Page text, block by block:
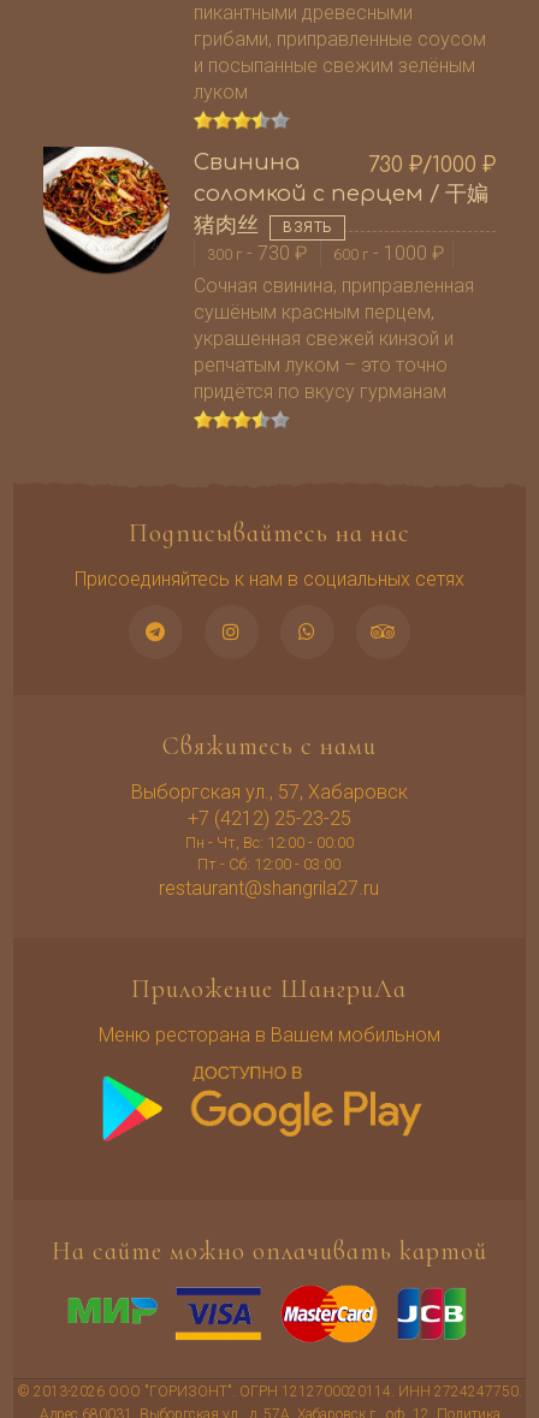
пикантными древесными
грибами, приправленные соусом
и посыпанные свежим зелёным
луком
730 ₽/1000 ₽
Свинина
соломкой с перцем / 干媥
猪肉丝
ВЗЯТЬ
300 г -730₽ 600 г - 1000₽
Сочная свинина, приправленная
сушёным красным перцем,
украшенная свежей кинзой и
репчатым луком – это точно
придётся по вкусу гурманам
Подписывайтесь на нас
Присоединяйтесь к нам в социальных сетях
Свяжитесь с нами
Выборгская ул., 57, Хабаровск
+7 (4212) 25-23-25
Пн - Чт, Вс: 12:00 - 00:00
Пт - Сб: 12:00 - 03:00
restaurant@shangrila27.ru
Приложение ШангриЛа
Меню ресторана в Вашем мобильном
На сайте можно оплачивать картой
© 2013-2026 ООО "ГОРИЗОНТ". ОГРН 1212700020114. ИНН 2724247750.
Адрес 680031, Выборгская ул., д. 57А, Хабаровск г., оф. 12.
Политика